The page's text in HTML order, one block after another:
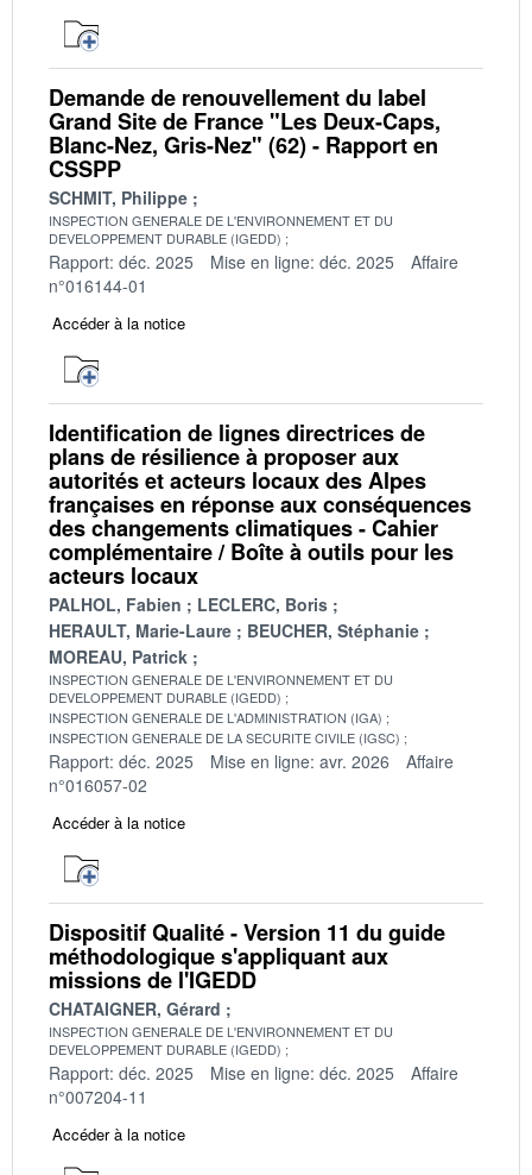
Demande de renouvellement du label
Grand Site de France "Les Deux-Caps,
Blanc-Nez, Gris-Nez" (62) - Rapport en
CSSPP
SCHMIT, Philippe
INSPECTION GENERALE DE L'ENVIRONNEMENT ET DU
DEVELOPPEMENT DURABLE (IGEDD)
Rapport: déc. 2025 Mise en ligne: déc. 2025
Affaire
n°016144-01
Accéder à la notice
Identification de lignes directrices de
plans de résilience à proposer aux
autorités et acteurs locaux des Alpes
françaises en réponse aux conséquences
des changements climatiques - Cahier
complémentaire / Boîte à outils pour les
acteurs locaux
PALHOL, Fabien
LECLERC, Boris
HERAULT, Marie-Laure
BEUCHER, Stéphanie
MOREAU, Patrick
INSPECTION GENERALE DE L'ENVIRONNEMENT ET DU
DEVELOPPEMENT DURABLE (IGEDD)
INSPECTION GENERALE DE L'ADMINISTRATION (IGA)
INSPECTION GENERALE DE LA SECURITE CIVILE (IGSC)
Rapport: déc. 2025 Mise en ligne: avr. 2026
Affaire
n°016057-02
Accéder à la notice
Dispositif Qualité - Version 11 du guide
méthodologique s'appliquant aux
missions de l'IGEDD
CHATAIGNER, Gérard
INSPECTION GENERALE DE L'ENVIRONNEMENT ET DU
DEVELOPPEMENT DURABLE (IGEDD)
Rapport: déc. 2025 Mise en ligne: déc. 2025
Affaire
n°007204-11
Accéder à la notice